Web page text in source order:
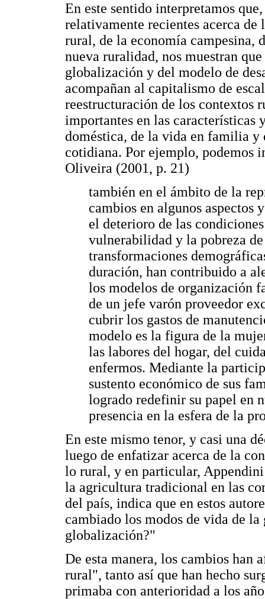
En este sentido interpretamos
relativamente recientes acerca
rural, de la economía campesina,
nueva ruralidad, nos muestran
globalización y del modelo de
acompañan al capitalismo de
reestructuración de los contextos
importantes en las características
doméstica, de la vida en familia y
cotidiana. Por ejemplo, podemos
Oliveira (2001, p. 21)
también en el ámbito de la
cambios en algunos aspectos
el deterioro de las
vulnerabilidad y la pobreza
transformaciones
duración, han contribuido a
los modelos de organización
de un jefe varón proveedor
cubrir los gastos de
modelo es la figura de la
las labores del hogar, del
enfermos. Mediante la
sustento económico de sus
logrado redefinir su papel en
presencia en la esfera de la
En este mismo tenor, y casi una
luego de enfatizar acerca de la
lo rural, y en particular,
la agricultura tradicional en las
del país, indica que en estos
cambiado los modos de vida de
globalización?"
De esta manera, los cambios han
rural", tanto así que han hecho
primaba con anterioridad a los